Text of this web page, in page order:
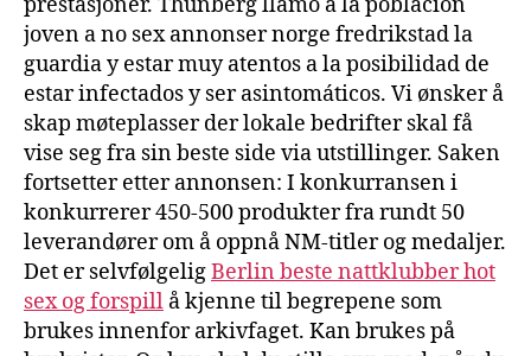
joven a no sex annonser norge fredrikstad la
guardia y estar muy atentos a la posibilidad de
estar infectados y ser asintomáticos. Vi ønsker å
skap møteplasser der lokale bedrifter skal få
vise seg fra sin beste side via utstillinger. Saken
fortsetter etter annonsen: I konkurransen i
konkurrerer 450-500 produkter fra rundt 50
leverandører om å oppnå NM-titler og medaljer.
Det er selvfølgeligBerlin beste nattklubber hot
sex og forspill å kjenne til begrepene som
brukes innenfor arkivfaget. Kan brukes på